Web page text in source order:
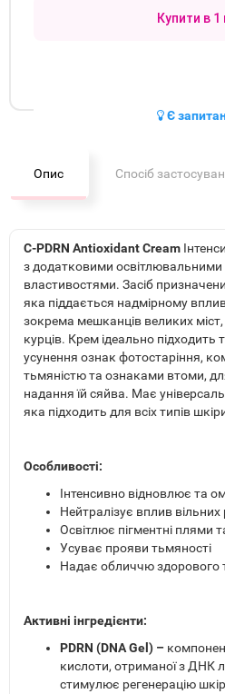
Купити в 1
Є
Опис Спосіб
C-PDRN Antioxidant Cream
з додатковими
властивостями. Засіб
яка піддається надмірному
зокрема мешканців великих міст,
курців. Крем ідеально підходить
усунення ознак фотостаріння,
тьмяністю та ознаками втоми,
надання їй сяйва. Має
яка підходить для всіх типів
Особливості:
Інтенсивно відновлює та
Нейтралізує вплив вільних
Освітлює пігментні плями
Усуває прояви тьмяності
Надає обличчю здорового
Активні інгредієнти:
PDRN (DNA Gel) –
кислоти, отриманої з ДНК
стимулює регенерацію